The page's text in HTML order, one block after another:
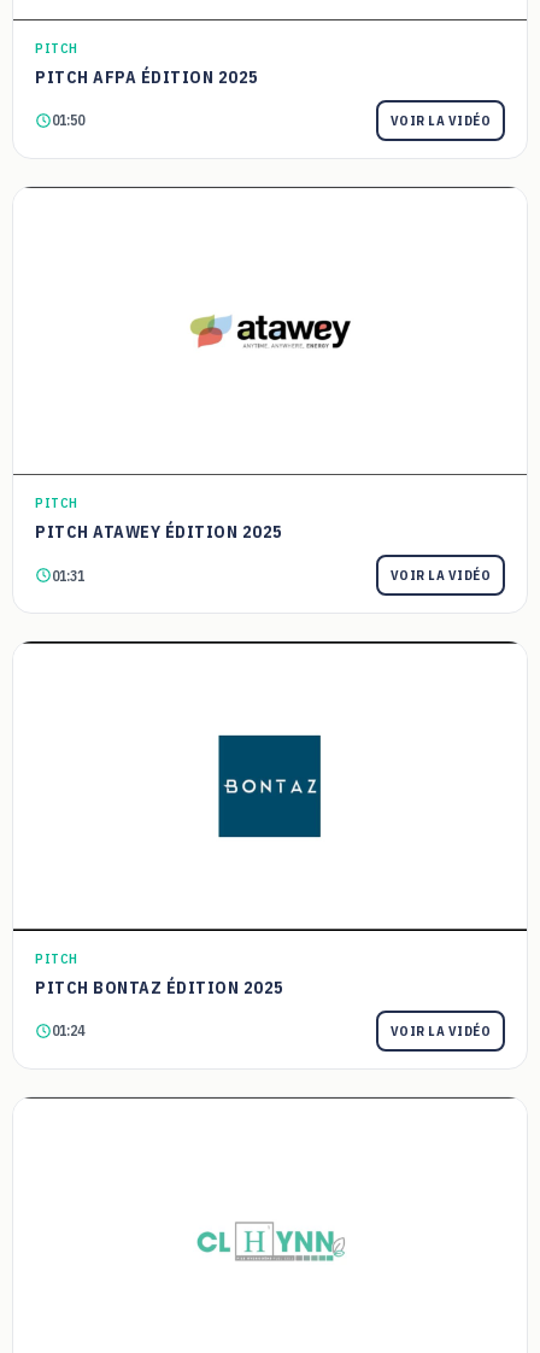
PITCH
PITCH AFPA ÉDITION 2025
01:50 VOIR LA VIDÉO
PITCH
PITCH ATAWEY ÉDITION 2025
01:31 VOIR LA VIDÉO
PITCH
PITCH BONTAZ ÉDITION 2025
01:24 VOIR LA VIDÉO